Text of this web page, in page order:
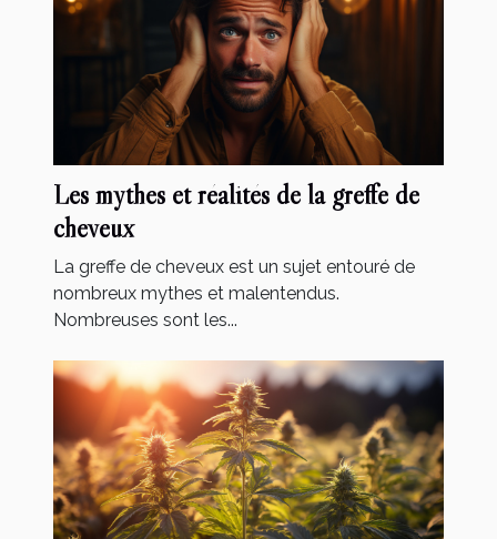
Les mythes et réalités de la greffe de
cheveux
La greffe de cheveux est un sujet entouré de
nombreux mythes et malentendus.
Nombreuses sont les...